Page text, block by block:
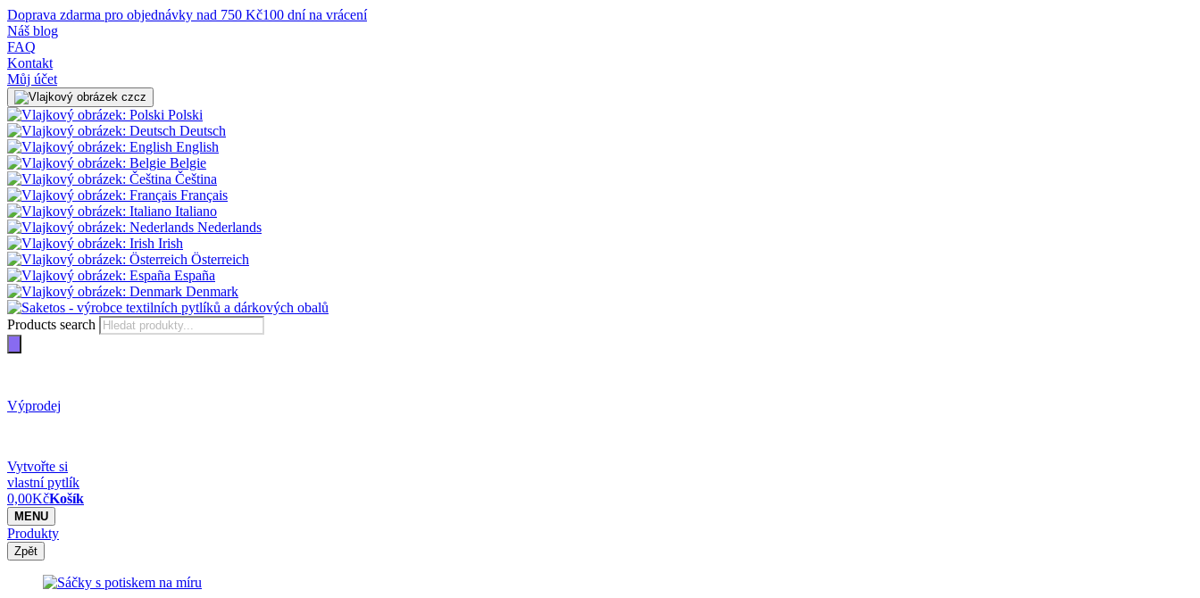
Doprava zdarma pro objednávky nad 750 Kč100 dní na vrácení
Náš blog
FAQ
Kontakt
Můj účet
cz
Polski
Deutsch
English
Belgie
Čeština
Français
Italiano
Nederlands
Irish
Österreich
España
Denmark
Products search
Výprodej
Vytvořte si
vlastní pytlík
0,00KčKošík
MENU
Produkty
Zpět